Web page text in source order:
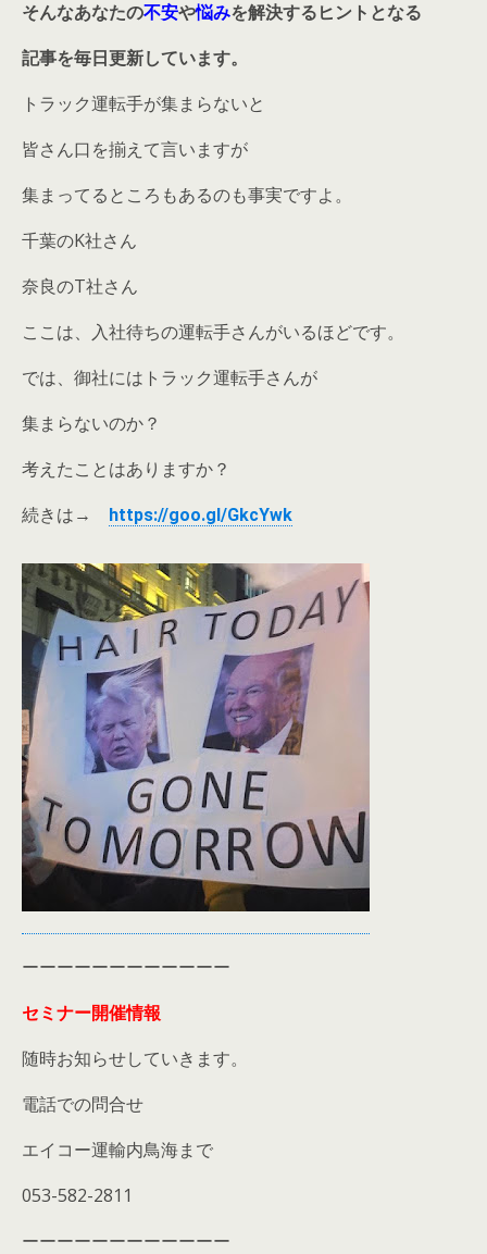
そんなあなたの不安や悩みを解決するヒントとなる
記事を毎日更新しています。
トラック運転手が集まらないと
皆さん口を揃えて言いますが
集まってるところもあるのも事実ですよ。
千葉のK社さん
奈良のT社さん
ここは、入社待ちの運転手さんがいるほどです。
では、御社にはトラック運転手さんが
集まらないのか？
考えたことはありますか？
続きは→
https://goo.gl/GkcYwk
ーーーーーーーーーーーー
セミナー開催情報
随時お知らせしていきます。
電話での問合せ
エイコー運輸内鳥海まで
053-582-2811
ーーーーーーーーーーーー